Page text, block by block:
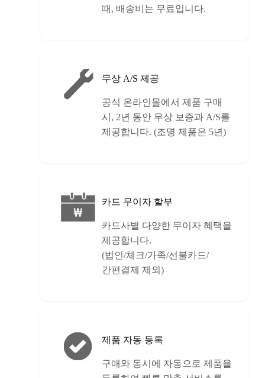
때, 배송비는 무료입니다.
무상 A/S 제공
공식 온라인몰에서 제품 구매
시, 2년 동안 무상 보증과 A/S를
제공합니다. (조명 제품은 5년)
카드 무이자 할부
카드사별 다양한 무이자 혜택을
제공합니다.
(법인/체크/가족/선불카드/
간편결제 제외)
제품 자동 등록
구매와 동시에 자동으로 제품을